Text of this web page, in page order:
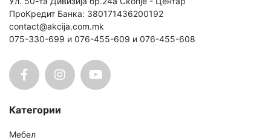
ПроКредит Банка: 380171436200192
contact@akcija.com.mk
075-330-699 и 076-455-609 и 076-455-608
Категории
Мебел